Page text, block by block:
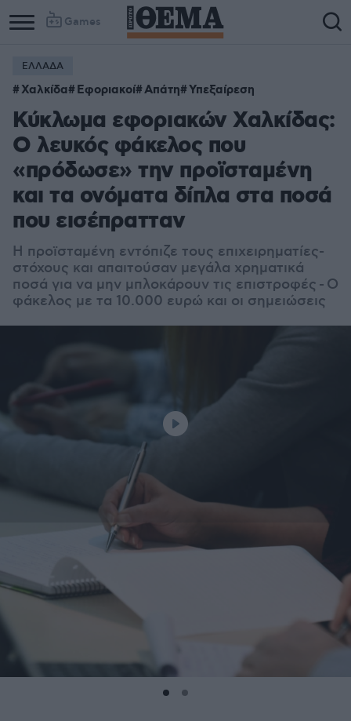
Games
ΕΛΛΑΔΑ
Χαλκίδα Εφοριακοί Απάτη Υπεξαίρεση
Κύκλωμα εφοριακών Χαλκίδας:
Ο λευκός φάκελος που
«πρόδωσε» την προϊσταμένη
και τα ονόματα δίπλα στα ποσά
που εισέπρατταν
Η προϊσταμένη εντόπιζε τους επιχειρηματίες-
στόχους και απαιτούσαν μεγάλα χρηματικά
ποσά για να μην μπλοκάρουν τις επιστροφές - Ο
φάκελος με τα 10.000 ευρώ και οι σημειώσεις